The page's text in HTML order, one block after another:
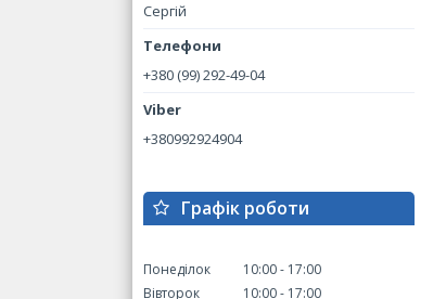
Сергій
+380 (99) 292-49-04
+380992924904
Графік роботи
Понеділок 10:00
17:00
Вівторок
10:00
17:00